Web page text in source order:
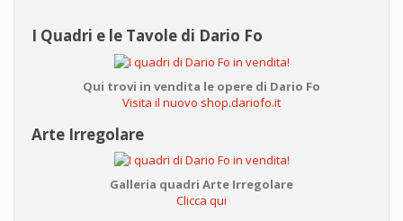
I Quadri e le Tavole di Dario Fo
Qui trovi in vendita le opere di Dario Fo
Visita il nuovo shop.dariofo.it
Arte Irregolare
Galleria quadri Arte Irregolare
Clicca qui